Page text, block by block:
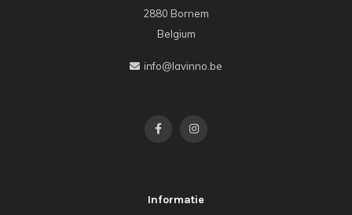
2880 Bornem
Belgium
info@lavinno.be
Informatie